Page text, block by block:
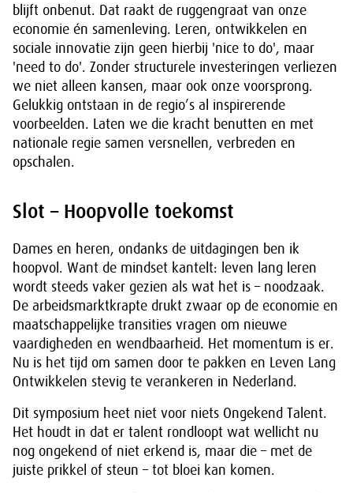
blijft onbenut. Dat raakt de ruggengraat van onze
economie én samenleving. Leren, ontwikkelen en
sociale innovatie zijn geen hierbij 'nice to do', maar
'need to do'. Zonder structurele investeringen verliezen
we niet alleen kansen, maar ook onze voorsprong.
Gelukkig ontstaan in de regio’s al inspirerende
voorbeelden. Laten we die kracht benutten en met
nationale regie samen versnellen, verbreden en
opschalen.
Slot – Hoopvolle toekomst
Dames en heren, ondanks de uitdagingen ben ik
hoopvol. Want de mindset kantelt: leven lang leren
wordt steeds vaker gezien als wat het is – noodzaak.
De arbeidsmarktkrapte drukt zwaar op de economie en
maatschappelijke transities vragen om nieuwe
vaardigheden en wendbaarheid. Het momentum is er.
Nu is het tijd om samen door te pakken en Leven Lang
Ontwikkelen stevig te verankeren in Nederland.
Dit symposium heet niet voor niets Ongekend Talent.
Het houdt in dat er talent rondloopt wat wellicht nu
nog ongekend of niet erkend is, maar die – met de
juiste prikkel of steun – tot bloei kan komen.